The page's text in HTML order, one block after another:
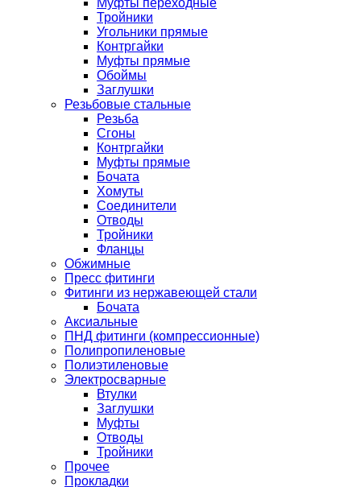
Муфты переходные
Тройники
Угольники прямые
Контргайки
Муфты прямые
Обоймы
Заглушки
Резьбовые стальные
Резьба
Сгоны
Контргайки
Муфты прямые
Бочата
Хомуты
Соединители
Отводы
Тройники
Фланцы
Обжимные
Пресс фитинги
Фитинги из нержавеющей стали
Бочата
Аксиальные
ПНД фитинги (компрессионные)
Полипропиленовые
Полиэтиленовые
Электросварные
Втулки
Заглушки
Муфты
Отводы
Тройники
Прочее
Прокладки